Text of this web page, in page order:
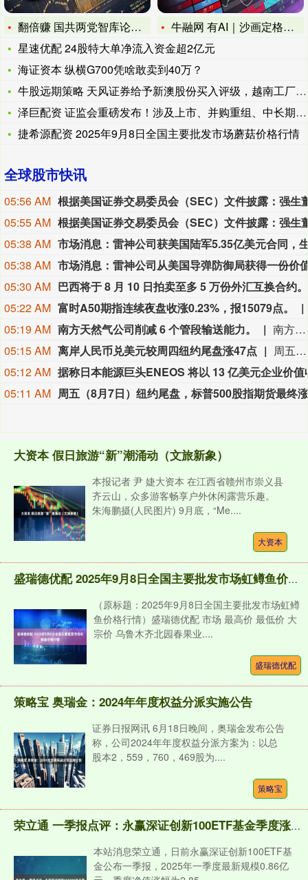
翻倍赚 国共两党智库论坛凝聚两岸交流合作共识
牛融网 有AI｜沙画定格：老师最美的瞬间
星速优配 24股特大单净流入资金超2亿元
海证资本 纵横G700凭啥敢卖到40万？
牛股远期策略 天风证券给予新澳股份买入评级，越南工厂加速建设
泽巨配资 证监会重磅发布！涉及上市、并购重组、中长期资金入市
捷希源配资 2025年9月8日全国主要批发市场蘑菇价格行情
全球股市快讯
05:56 AM
05:55 AM
05:38 AM
05:38 AM
05:30 AM 巴西将于 8 月 10 日拍卖至多 5 万份外汇互换合约。
05:22 AM 富时A50期指连续夜盘收涨0.23%，报15079点。
05:19 AM 南方天然气公司削减 6 个管段输送能力。
南方天然气公司削减 6 个管段输送能力。
05:15 AM 离岸人民币兑美元较周四纽约尾盘涨47点
周五（8月7日）纽约尾盘（周六北京时间04:59），离岸人民币（CNH）兑美元报6.7429元，较周四纽约尾盘涨47点，日内整体交投于6.75-6.7401元区间。
05:12 AM
05:11 AM
大资本 假日旅游“新”潮涌动（文旅新象）
本报记者 尹 婕大资本 在江西省赣州市崇义县
齐云山，众多游客畅享户外休闲露营乐趣。
朱海鹏摄(人民图片) 9月底，“Me....
大资本
盛瑞德优配 2025年9月8日全国主要批发市场虹鳟鱼价格行情
（原标题：2025年9月8日全国主要批发市场虹鳟
鱼价格行情）盛瑞德优配 市场 最高价 最低价 大
宗价 乌鲁木齐北园春果业....
盛瑞德优配
策略宝 奥瑞金：2024年年度权益分派实施公告
证券日报网讯 6月18日晚间，奥瑞金发布公告
称，公司2024年年度权益分派方案为：以总
股本2，559，760，469股为....
策略宝
荣立通 一季报点评：永赢深证创新100ETF基金季度涨幅2.85%
本站消息荣立通，日前永赢深证创新100ETF基
金公布一季报，2025年一季度最新规模0.86亿